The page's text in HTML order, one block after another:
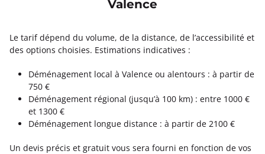
Valence
Le tarif dépend du volume, de la distance, de l’accessibilité et
des options choisies. Estimations indicatives :
Déménagement local à Valence ou alentours : à partir de
750 €
Déménagement régional (jusqu’à 100 km) : entre 1000 €
et 1300 €
Déménagement longue distance : à partir de 2100 €
Un devis précis et gratuit vous sera fourni en fonction de vos